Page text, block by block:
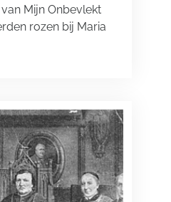
Mijn Onbevlekt
rozen bij Maria